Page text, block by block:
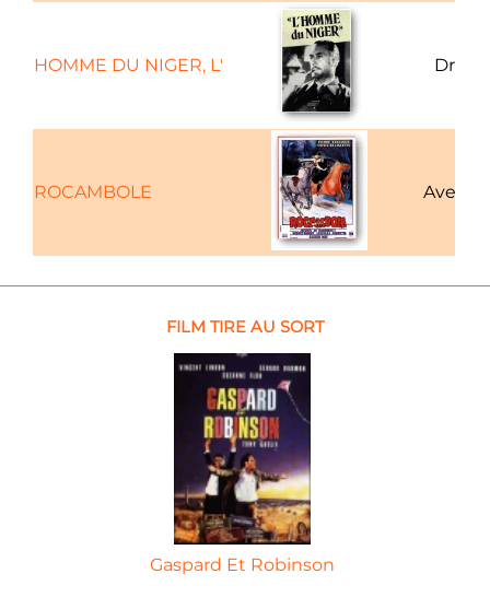
HOMME DU NIGER, L'
ROCAMBOLE
FILM TIRE AU SORT
Gaspard Et Robinson